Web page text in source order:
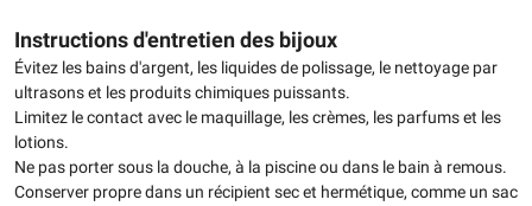
Instructions d'entretien des bijoux
Évitez les bains d'argent, les liquides de polissage, le nettoyage par
ultrasons et les produits chimiques puissants.
Limitez le contact avec le maquillage, les crèmes, les parfums et les
lotions.
Ne pas porter sous la douche, à la piscine ou dans le bain à remous.
Conserver propre dans un récipient sec et hermétique, comme un sac